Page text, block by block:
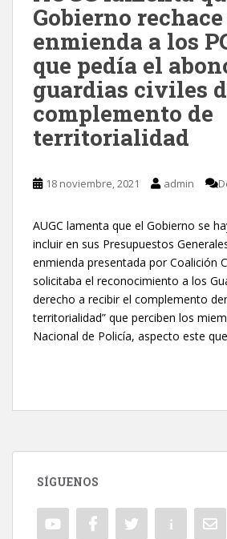
Gobierno
enmienda a los
que pedía el
guardias civiles
complemento de
territorialidad
18 noviembre, 2021 admin
AUGC lamenta que el Gobierno se
incluir en sus Presupuestos
enmienda presentada por Coalición
solicitaba el reconocimiento a los
derecho a recibir el complemento
territorialidad” que perciben los
Nacional de Policía, aspecto este
SÍGUENOS